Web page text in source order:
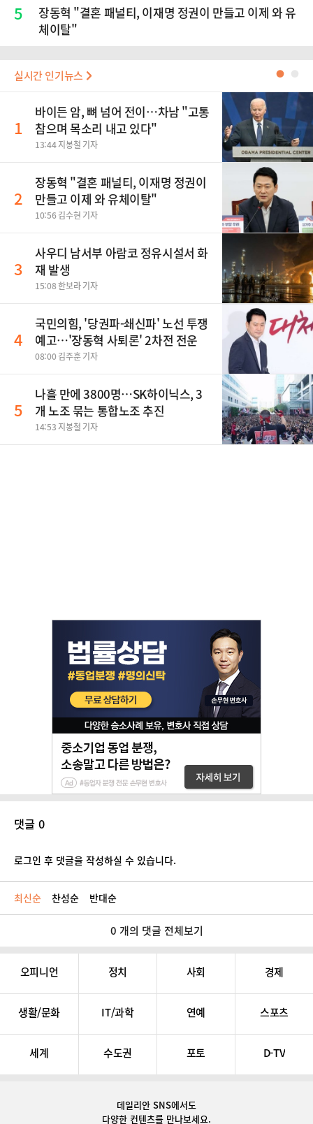
5
장동혁 "결혼 패널티, 이재명 정권이 만들고 이제 와 유
체이탈"
실시간 인기뉴스 ●
1
바이든 암, 뼈 넘어 전이…차남 "고통
참으며 목소리 내고 있다"
13:44 지봉철 기자
2
장동혁 "결혼 패널티, 이재명 정권이
만들고 이제 와 유체이탈"
10:56 김수현 기자
3
사우디 남서부 아람코 정유시설서 화
재 발생
15:08 한보라 기자
4
국민의힘, '당권파-쇄신파' 노선 투쟁
예고…'장동혁 사퇴론' 2차전 전운
08:00 김주훈 기자
5
나흘 만에 3800명…SK하이닉스, 3
개 노조 묶는 통합노조 추진
14:53 지봉철 기자
댓글 0
로그인 후 댓글을 작성하실 수 있습니다.
최신순 찬성순 반대순
0 개의 댓글 전체보기
오피니언 정치 사회 경제
생활/문화 IT/과학 연예 스포츠
세계 수도권 포토 D-TV
데일리안 SNS에서도
다양한 컨텐츠를 만나보세요.